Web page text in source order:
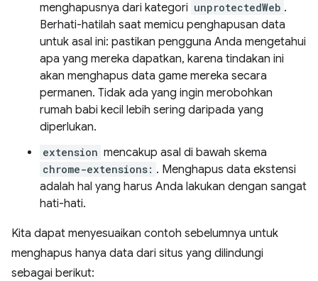
menghapusnya dari kategori unprotectedWeb .
Berhati-hatilah saat memicu penghapusan data
untuk asal ini: pastikan pengguna Anda mengetahui
apa yang mereka dapatkan, karena tindakan ini
akan menghapus data game mereka secara
permanen. Tidak ada yang ingin merobohkan
rumah babi kecil lebih sering daripada yang
diperlukan.
extension mencakup asal di bawah skema
chrome-extensions: . Menghapus data ekstensi
adalah hal yang harus Anda lakukan dengan sangat
hati-hati.
Kita dapat menyesuaikan contoh sebelumnya untuk
menghapus hanya data dari situs yang dilindungi
sebagai berikut: